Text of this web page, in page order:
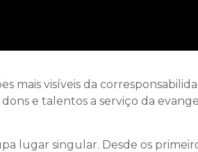
mais visíveis da
e talentos a serviço da
lugar singular. Desde os